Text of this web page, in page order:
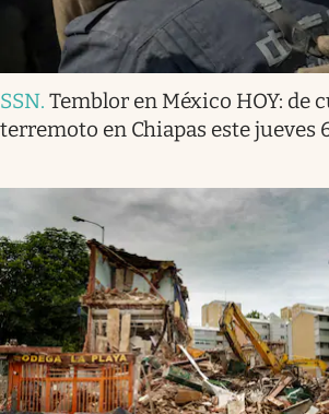
SSN. Temblor en México HOY: de
terremoto en Chiapas este jueves